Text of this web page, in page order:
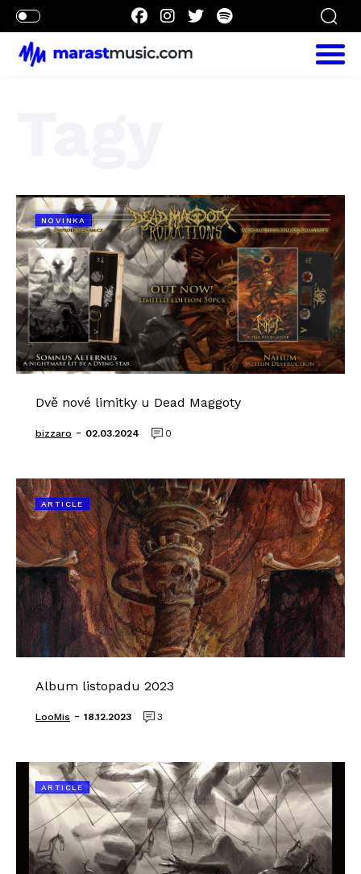
NOVINKA
Dvě nové limitky u Dead Maggoty
bizzaro - 02.03.2024 0
ARTICLE
Album listopadu 2023
LooMis - 18.12.2023 3
ARTICLE